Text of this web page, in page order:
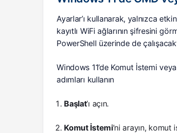
Ayarlar’ı kullanarak, yalnızca
kayıtlı WiFi ağlarının şifresini
PowerShell üzerinde de
Windows 11’de Komut İstemi
adımları kullanın
Başlat’ı açın.
Komut İstemi’ni arayın, komut